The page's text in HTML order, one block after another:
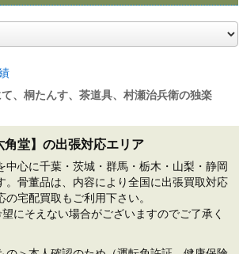
、桐たんす、茶道具、村瀬治兵衛の独楽
角堂】の出張対応エリア
中心に千葉・茨城・群馬・栃木・山梨・静岡
。骨董品は、内容により全国に出張買取対応
宅配買取もご利用下さい。
にそえない場合がございますのでご了承く